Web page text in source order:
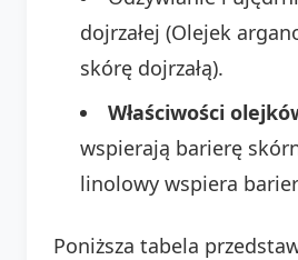
dojrzałej (Olejek
skórę dojrzałą).
Właściwości
wspierają barierę
linolowy wspiera
Poniższa tabela